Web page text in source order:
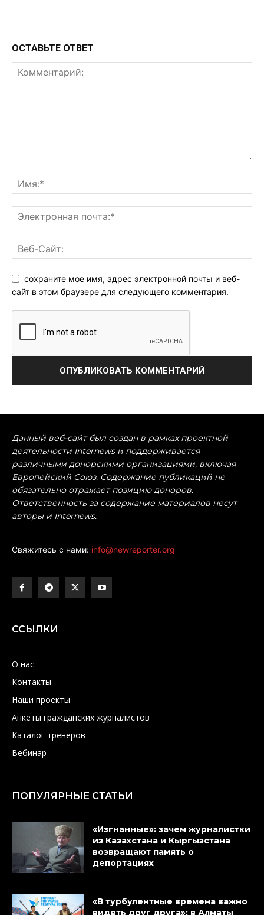
ОСТАВЬТЕ ОТВЕТ
сохраните мое имя, адрес электронной почты и веб-
сайт в этом браузере для следующего комментария.
Данный веб-сайт был создан в рамках проектной
деятельности Internews и поддерживается
различными донорскими организациями, включая
Европейский Союз. Содержание публикаций не
обязательно отражает позицию доноров.
Ответственность за содержание материалов несут
авторы и Internews.
Свяжитесь с нами: info@newreporter.org
ССЫЛКИ
О нас
Контакты
Наши проекты
Анкеты гражданских журналистов
Каталог тренеров
Вебинар
ПОПУЛЯРНЫЕ СТАТЬИ
«Изгнанные»: зачем журналистки
из Казахстана и Кыргызстана
возвращают память о
депортациях
«В турбулентные времена важно
видеть друг друга»: в Алматы